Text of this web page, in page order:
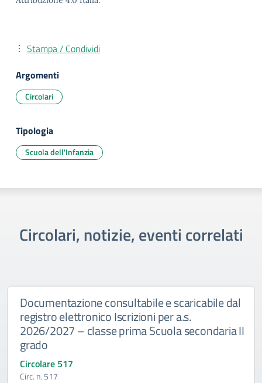
Stampa / Condividi
Argomenti
Circolari
Tipologia
Scuola dell'Infanzia
Circolari, notizie, eventi correlati
Documentazione consultabile e scaricabile dal
registro elettronico Iscrizioni per a.s.
2026/2027 – classe prima Scuola secondaria II
grado
Circolare 517
Circ. n. 517